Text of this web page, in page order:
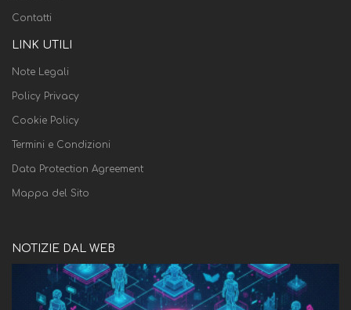
Contatti
LINK UTILI
Note Legali
Policy Privacy
Cookie Policy
Termini e Condizioni
Data Protection Agreement
Mappa del Sito
NOTIZIE DAL WEB